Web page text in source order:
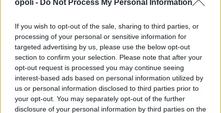
opoli - Do Not Process My Personal Information
If you wish to opt-out of the sale, sharing to third parties, or
processing of your personal or sensitive information for
targeted advertising by us, please use the below opt-out
section to confirm your selection. Please note that after your
opt-out request is processed you may continue seeing
interest-based ads based on personal information utilized by
us or personal information disclosed to third parties prior to
your opt-out. You may separately opt-out of the further
disclosure of your personal information by third parties on the